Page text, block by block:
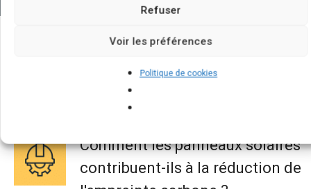
Refuser
Voir les préférences
Politique de cookies
Quelques infos sur nos centrales
solaires : questions et réponses
Comment les panneaux solaires
contribuent-ils à la réduction de